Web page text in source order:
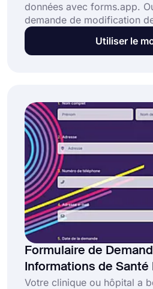
données avec forms.app.
demande de modification
santé protégées et collectez
documents et informations
créer votre formulaire.
Utiliser le
Formulaire de
Informations de Santé
Votre clinique ou hôpital a